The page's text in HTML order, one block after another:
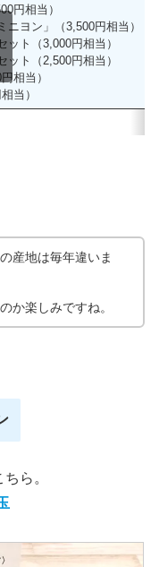
円相当）
ヨン」（3,500円相当）
ト（3,000円相当）
ト（2,500円相当）
相当）
当）
産地は毎年違いま
か楽しみですね。
ら。